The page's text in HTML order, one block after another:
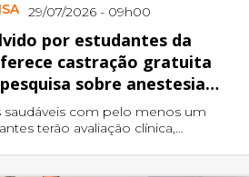
29/07/2026 - 09h00
por estudantes da
castração gratuita
sobre anestesia
saudáveis com pelo menos um
terão avaliação clínica,